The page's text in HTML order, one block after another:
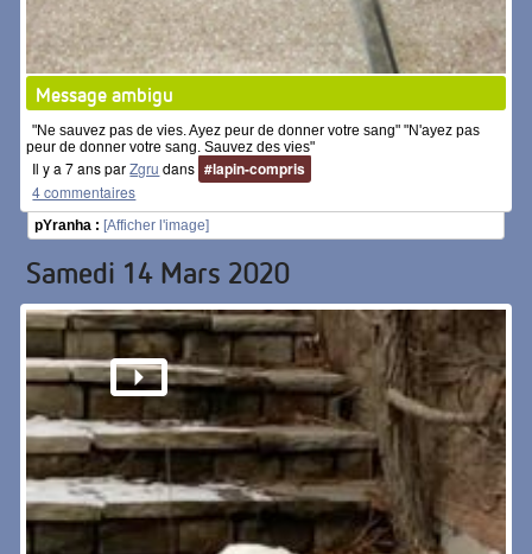
Message ambigu
"Ne sauvez pas de vies. Ayez peur de donner votre sang" "N'ayez pas
peur de donner votre sang. Sauvez des vies"
Il y a 7 ans parZgru dans #lapin-compris
4 commentaires
pYranha : [Afficher l'image]
Samedi 14 Mars 2020